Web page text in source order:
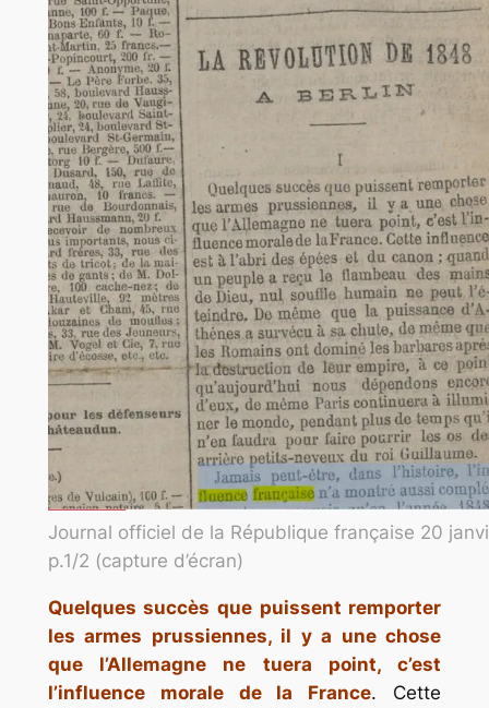
Journal officiel de la République française 20
p.1/2 (capture d’écran)
Quelques succès que puissent remporter
les armes prussiennes, il y a une chose
que l’Allemagne ne tuera point, c’est
l’influence morale de la France. Cette